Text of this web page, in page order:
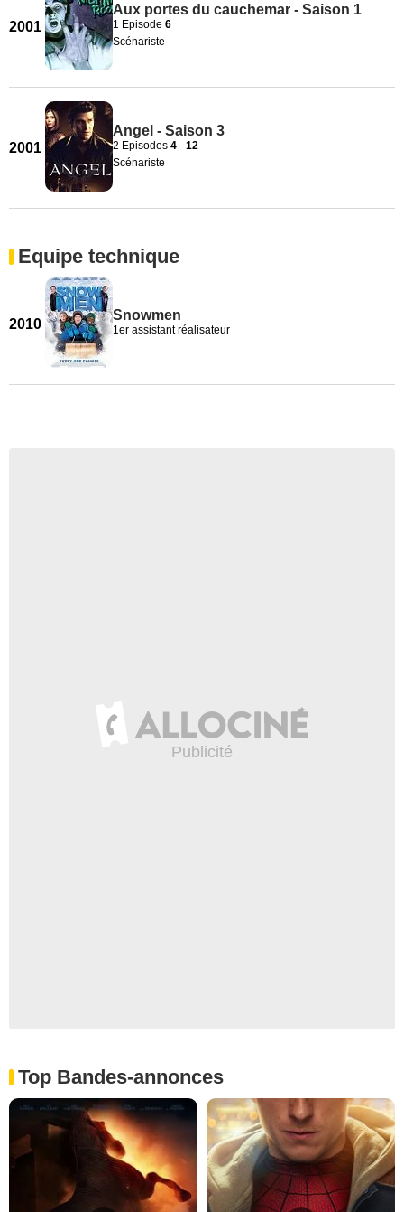
2001
Aux portes du cauchemar - Saison 1
1 Episode 6
Scénariste
2001
Angel - Saison 3
2 Episodes 4 - 12
Scénariste
Equipe technique
2010
Snowmen
1er assistant réalisateur
Top Bandes-annonces